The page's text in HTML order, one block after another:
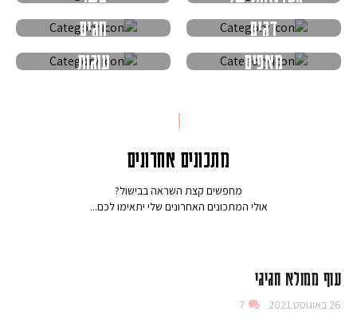
דגים
חגים
מאפים
עוגות
מתכונים אחרונים
מחפשים קצת השראה בבישול?
אולי המתכונים האחרונים שלי יתאימו לכם...
עוף ממולא חגיגי
26 באוגוסט 2021 7